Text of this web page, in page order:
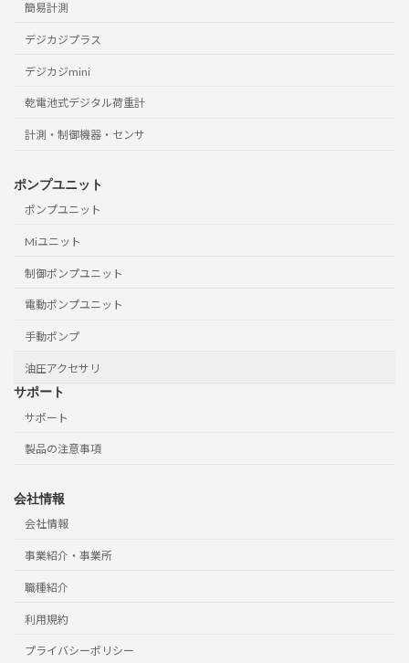
簡易計測
デジカジプラス
デジカジmini
乾電池式デジタル荷重計
計測・制御機器・センサ
ポンプユニット
ポンプユニット
Miユニット
制御ポンプユニット
電動ポンプユニット
手動ポンプ
油圧アクセサリ
サポート
サポート
製品の注意事項
会社情報
会社情報
事業紹介・事業所
職種紹介
利用規約
プライバシーポリシー